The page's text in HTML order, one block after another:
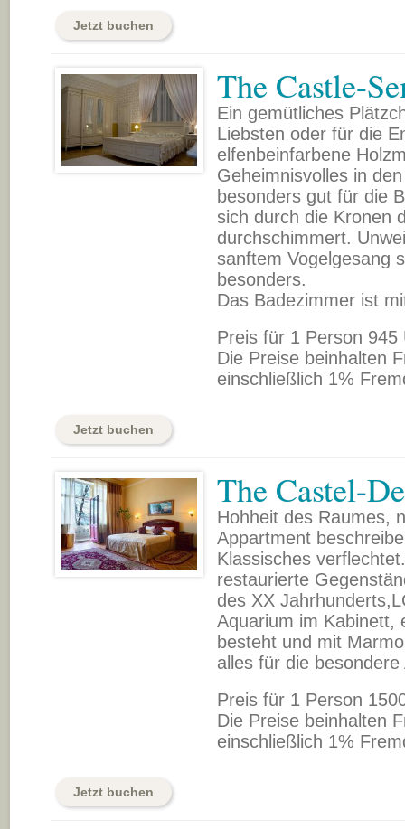
Jetzt buchen
The Castle-
Ein gemütliches
Liebsten oder für die
elfenbeinfarbene
Geheimnisvolles in
besonders gut für die
sich durch die Kronen
durchschimmert.
sanftem Vogelgesang
besonders.
Das Badezimmer ist
Preis für 1 Person
Die Preise beinhalten
einschließlich 1%
Jetzt buchen
The Castel-
Hohheit des Raumes,
Appartment
Klassisches
restaurierte
des XX
Aquarium im Kabinett,
besteht und mit
alles für die
Preis für 1 Person
Die Preise beinhalten
einschließlich 1%
Jetzt buchen